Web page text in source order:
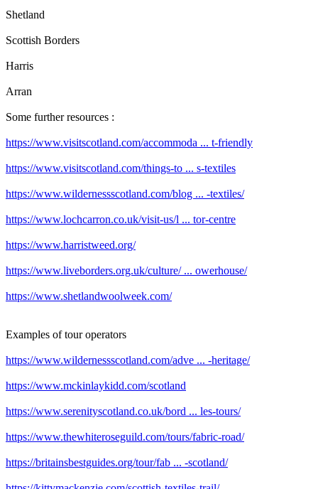
Shetland
Scottish Borders
Harris
Arran
Some further resources :
https://www.visitscotland.com/accommoda ... t-friendly
https://www.visitscotland.com/things-to ... s-textiles
https://www.wildernessscotland.com/blog ... -textiles/
https://www.lochcarron.co.uk/visit-us/l ... tor-centre
https://www.harristweed.org/
https://www.liveborders.org.uk/culture/ ... owerhouse/
https://www.shetlandwoolweek.com/
Examples of tour operators
https://www.wildernessscotland.com/adve ... -heritage/
https://www.mckinlaykidd.com/scotland
https://www.serenityscotland.co.uk/bord ... les-tours/
https://www.thewhiteroseguild.com/tours/fabric-road/
https://britainsbestguides.org/tour/fab ... -scotland/